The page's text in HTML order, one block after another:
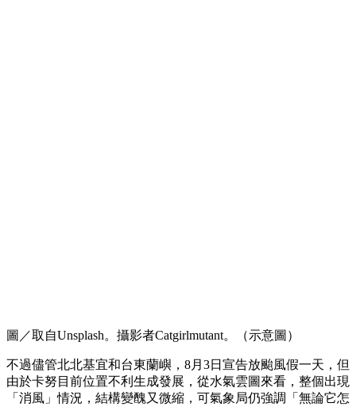
圖／取自Unsplash。攝影者Catgirlmutant。（示意圖）
不過儘管北北基宜和台東蘭嶼，8月3日宣告放颱風假一天，但
由於卡努目前位置不利生成發展，從水氣雲圖來看，整個出現
「消風」情況，結構變醜又微縮，可氣象局仍強調「無論它怎